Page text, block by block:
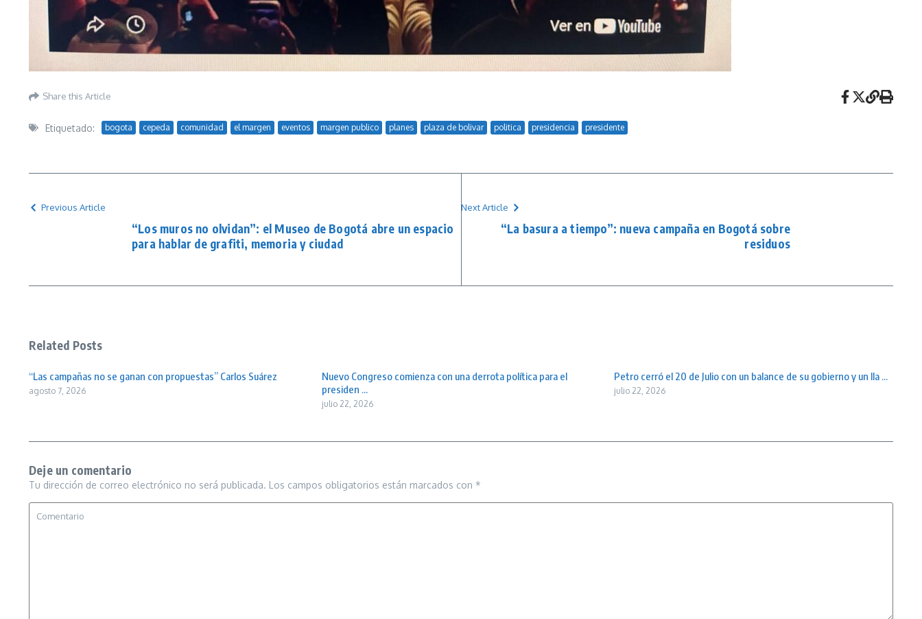
Share this Article
Etiquetado: bogota cepeda comunidad el margen eventos margen publico planes plaza de bolivar politica presidencia presidente
Previous Article
“Los muros no olvidan”: el Museo de Bogotá abre un espacio
para hablar de grafiti, memoria y ciudad
Next Article
“La basura a tiempo”: nueva campaña en Bogotá sobre
residuos
Related Posts
“Las campañas no se ganan con propuestas” Carlos Suárez
agosto 7, 2026
Nuevo Congreso comienza con una derrota política para el
presiden ...
julio 22, 2026
Petro cerró el 20 de Julio con un balance de su gobierno y un lla ...
julio 22, 2026
Deje un comentario
Tu dirección de correo electrónico no será publicada. Los campos obligatorios están marcados con *